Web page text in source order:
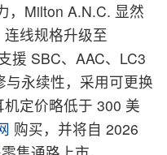
，Milton A.N.C. 显然
线规格升级至
援 SBC、AAC、LC3
与永续性，采用可更换
定价略低于 300 美
购买，并将自 2026